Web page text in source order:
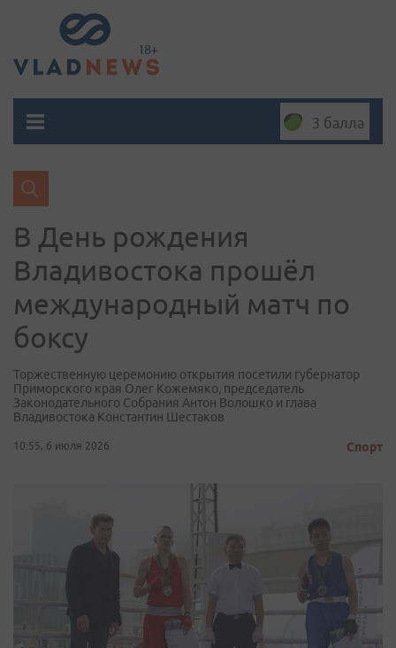
3 балла
В День рождения
Владивостока прошёл
международный матч по
боксу
Торжественную церемонию открытия посетили губернатор
Приморского края Олег Кожемяко, председатель
Законодательного Собрания Антон Волошко и глава
Владивостока Константин Шестаков
10:55, 6 июля 2026 Спорт